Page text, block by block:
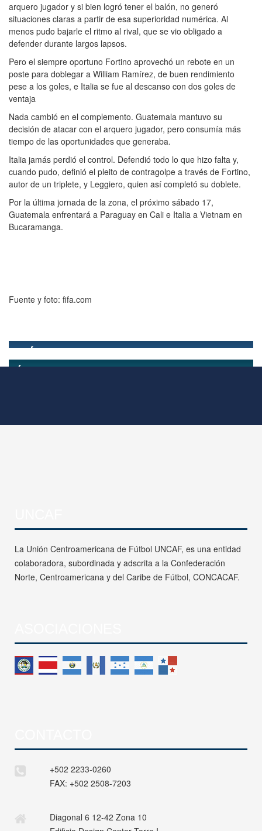
arquero jugador y si bien logró tener el balón, no generó
situaciones claras a partir de esa superioridad numérica. Al
menos pudo bajarle el ritmo al rival, que se vio obligado a
defender durante largos lapsos.
Pero el siempre oportuno Fortino aprovechó un rebote en un
poste para doblegar a William Ramírez, de buen rendimiento
pese a los goles, e Italia se fue al descanso con dos goles de
ventaja
Nada cambió en el complemento. Guatemala mantuvo su
decisión de atacar con el arquero jugador, pero consumía más
tiempo de las oportunidades que generaba.
Italia jamás perdió el control. Defendió todo lo que hizo falta y,
cuando pudo, definió el pleito de contragolpe a través de Fortino,
autor de un triplete, y Leggiero, quien así completó su doblete.
Por la última jornada de la zona, el próximo sábado 17,
Guatemala enfrentará a Paraguay en Cali e Italia a Vietnam en
Bucaramanga.
Fuente y foto: fifa.com
La Unión Centroamericana de Fútbol UNCAF, es una entidad
colaboradora, subordinada y adscrita a la Confederación
Norte, Centroamericana y del Caribe de Fútbol, CONCACAF.
+502 2233-0260
FAX: +502 2508-7203
Diagonal 6 12-42 Zona 10